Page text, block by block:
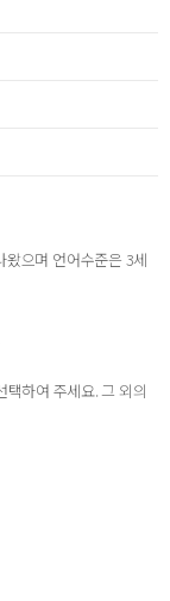
왔으며 언어수준은 3세
하여 주세요. 그 외의